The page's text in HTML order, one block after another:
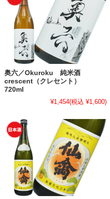
奥六／Okuroku 純米酒
crescent（クレセント）
720ml
¥1,454(税込 ¥1,600)